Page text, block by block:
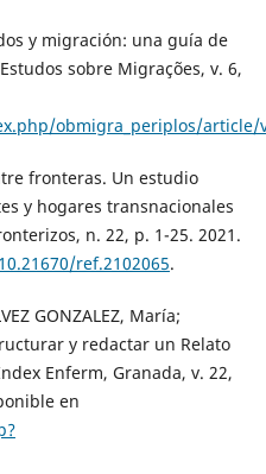
y migración: una guía de
sobre Migrações, v. 6,
obmigra_periplos/article/
fronteras. Un estudio
y hogares transnacionales
n. 22, p. 1-25. 2021.
ref.2102065.
GONZALEZ, María;
y redactar un Relato
Enferm, Granada, v. 22,
en